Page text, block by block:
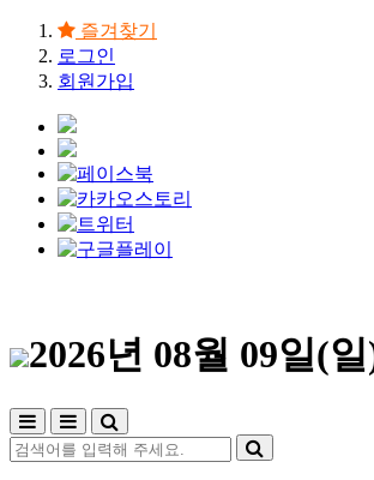
즐겨찾기
로그인
회원가입
2026년 08월 09일(